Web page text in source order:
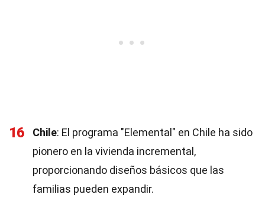
16 Chile: El programa "Elemental" en Chile ha sido
pionero en la vivienda incremental,
proporcionando diseños básicos que las
familias pueden expandir.